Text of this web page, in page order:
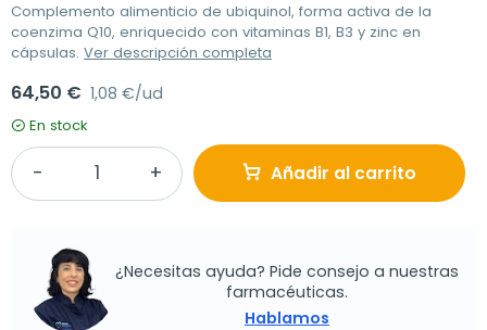
Complemento alimenticio de ubiquinol, forma activa de la
coenzima Q10, enriquecido con vitaminas B1, B3 y zinc en
cápsulas. Ver descripción completa
64,50 € 1,08 €/ud
En stock
Añadir al carrito
¿Necesitas ayuda? Pide consejo a nuestras
farmacéuticas.
Hablamos